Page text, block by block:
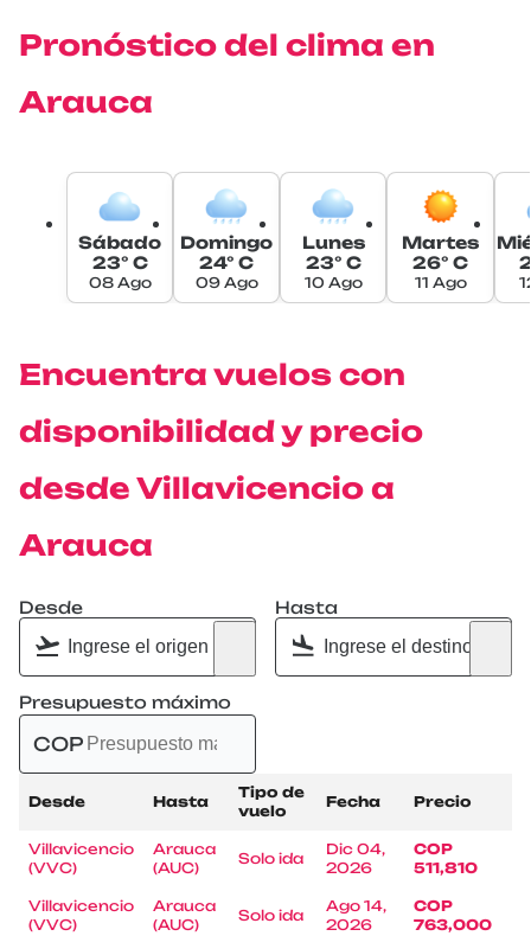
Pronóstico del clima en
Arauca
Sábado
23° C
08 Ago
Domingo
24° C
09 Ago
Lunes
23° C
10 Ago
Martes
26° C
11 Ago
Encuentra vuelos con
disponibilidad y precio
desde Villavicencio a
Arauca
Desde Hasta
Presupuesto máximo
COP
Desde Hasta
Tipo de
vuelo
Fecha Precio
Villavicencio
(VVC)
Arauca
(AUC)
Solo ida
Dic 04,
2026
COP
511,810
Villavicencio
(VVC)
Arauca
(AUC)
Solo ida
Ago 14,
2026
COP
763,000